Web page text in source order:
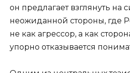
он предлагает взглянуть на
неожиданной стороны, где
не как агрессор, а как
упорно отказывается